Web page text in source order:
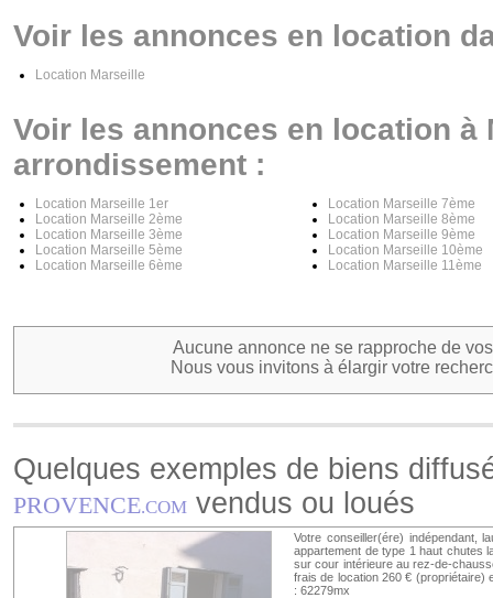
Voir les annonces en location
Location Marseille
Voir les annonces en location à
arrondissement :
Location Marseille 1er
Location Marseille 2ème
Location Marseille 3ème
Location Marseille 5ème
Location Marseille 6ème
Location Marseille 7ème
Location Marseille 8ème
Location Marseille 9ème
Location Marseille 10ème
Location Marseille 11ème
Aucune annonce ne se rapproche de
Nous vous invitons à élargir votre
Quelques exemples de biens
PROVENCE.COM vendus ou loués
Votre conseiller(ére) indépendant,
appartement de type 1 haut chutes
sur cour intérieure au rez-de-
frais de location 260 € (propriétaire)
: 62279mx